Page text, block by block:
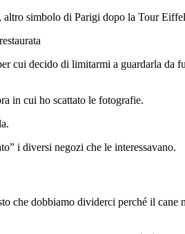
altro simbolo di Parigi dopo la Tour
cui decido di limitarmi a guardarla da
in cui ho scattato le fotografie.
i diversi negozi che le interessavano.
che dobbiamo dividerci perché il cane